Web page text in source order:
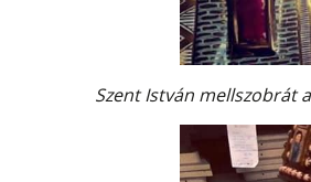
Szent István mellszobrát​